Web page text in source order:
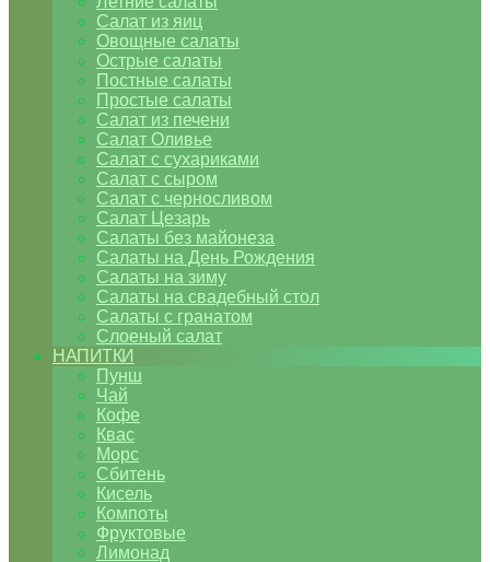
Салат из яиц
Овощные салаты
Острые салаты
Постные салаты
Простые салаты
Салат из печени
Салат Оливье
Салат с сухариками
Салат с сыром
Салат с черносливом
Салат Цезарь
Салаты без майонеза
Салаты на День Рождения
Салаты на зиму
Салаты на свадебный стол
Салаты с гранатом
Слоеный салат
НАПИТКИ
Пунш
Чай
Кофе
Квас
Морс
Сбитень
Кисель
Компоты
Фруктовые
Лимонад